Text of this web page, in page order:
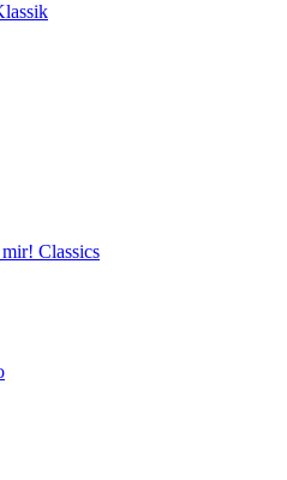
Classics